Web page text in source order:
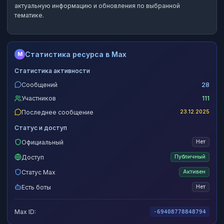
актуальную информацию и обновления по выбранной
тематике.
M Статистика ресурса в Max
Статистика активности
Сообщений
28
Участников
111
Последнее сообщение
23.12.2025
Статус и доступ
Официальный
Нет
Доступ Публичный
Статус Max Активен
Есть боты Нет
Max ID: -69408778848794